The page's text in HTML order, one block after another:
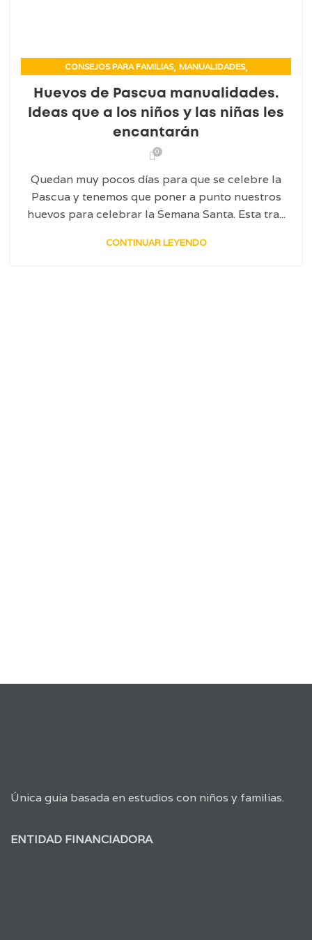
CONSEJOS PARA FAMILIAS, MANUALIDADES,
Huevos de Pascua manualidades.
Ideas que a los niños y las niñas les
encantarán
0
Quedan muy pocos días para que se celebre la
Pascua y tenemos que poner a punto nuestros
huevos para celebrar la Semana Santa. Esta tra...
CONTINUAR LEYENDO
Única guía basada en estudios con niños y familias.
ENTIDAD FINANCIADORA